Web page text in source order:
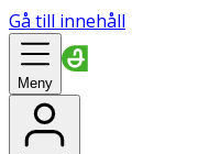
Gå till innehåll
Meny